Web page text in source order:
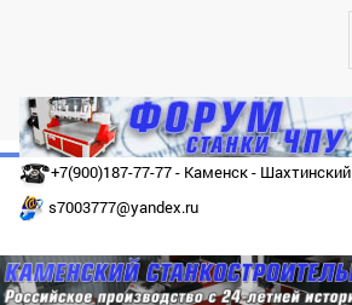
+7(900)187-77-77 - Каменск - Шахтинский
s7003777@yandex.ru